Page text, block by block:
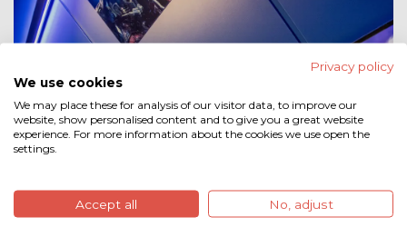
Playzone
Privacy policy
We use cookies
We may place these for analysis of our visitor data, to improve our
website, show personalised content and to give you a great website
experience. For more information about the cookies we use open the
settings.
Accept all No, adjust